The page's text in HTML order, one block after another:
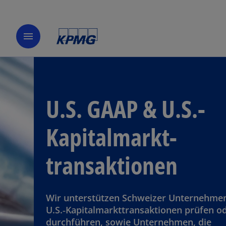
menu
U.S. GAAP & U.S.-
Kapitalmarkt­
transaktionen
Wir unterstützen Schweizer
U.S.‑Kapitalmarkttransaktionen prüfen
durchführen, sowie Unternehmen, die